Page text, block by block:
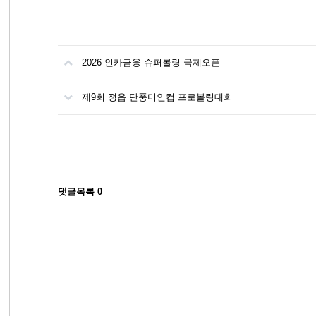
2026 인카금융 슈퍼볼링 국제오픈
제9회 정읍 단풍미인컵 프로볼링대회
댓글목록 0